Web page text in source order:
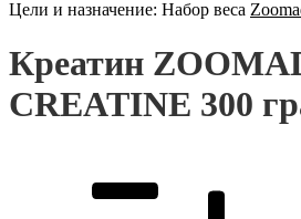
Цели и назначение: Набор веса
Креатин
CREATINE 300